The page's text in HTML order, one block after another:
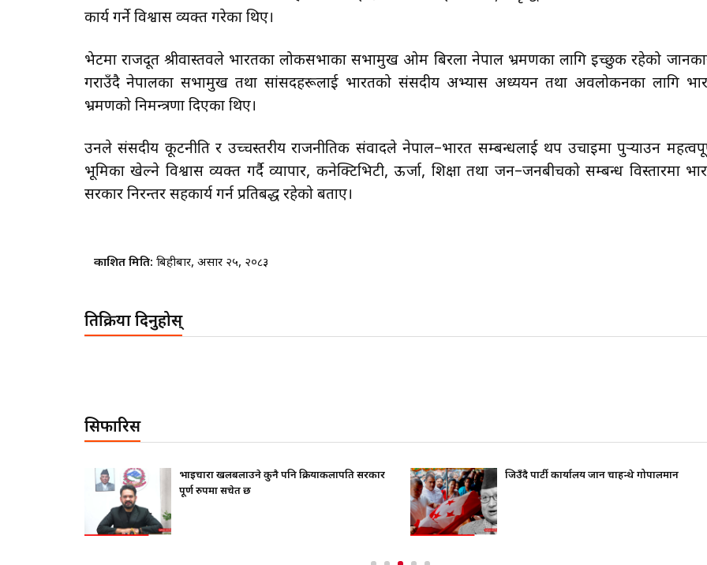
कार्य गर्ने विश्वास व्यक्त गरेका थिए।
भेटमा राजदूत श्रीवास्तवले भारतका लोकसभाका सभामुख ओम बिरला नेपाल भ्रमणका लागि इच्छुक रहेको
गराउँदै नेपालका सभामुख तथा सांसदहरूलाई भारतको संसदीय अभ्यास अध्ययन तथा अवलोकनका लागि
भ्रमणको निमन्त्रणा दिएका थिए।
उनले संसदीय कूटनीति र उच्चस्तरीय राजनीतिक संवादले नेपाल–भारत सम्बन्धलाई थप उचाइमा पुर्‍याउन
भूमिका खेल्ने विश्वास व्यक्त गर्दै व्यापार, कनेक्टिभिटी, ऊर्जा, शिक्षा तथा जन–जनबीचको सम्बन्ध विस्तारमा
सरकार निरन्तर सहकार्य गर्न प्रतिबद्ध रहेको बताए।
प्रकाशित मिति: बिहीबार, असार २५, २०८३
प्रतिक्रिया दिनुहोस्
सिफारिस
भाइचारा खलबलाउने कुनै पनि क्रियाकलापप्रति सरकार
पूर्ण रुपमा सचेत छ
जिउँदै पार्टी कार्यालय जान चाहन्थे गोपालमान